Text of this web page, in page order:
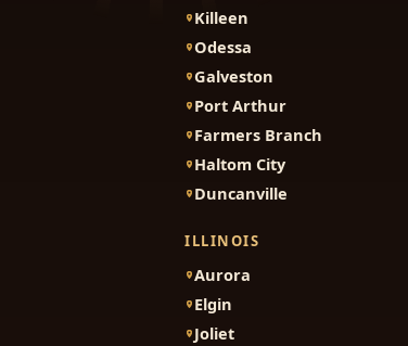
Killeen
Odessa
Galveston
Port Arthur
Farmers Branch
Haltom City
Duncanville
ILLINOIS
Aurora
Elgin
Joliet